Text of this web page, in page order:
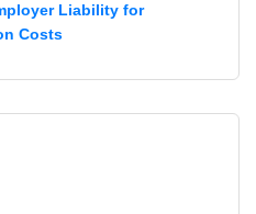
Liability for
Costs